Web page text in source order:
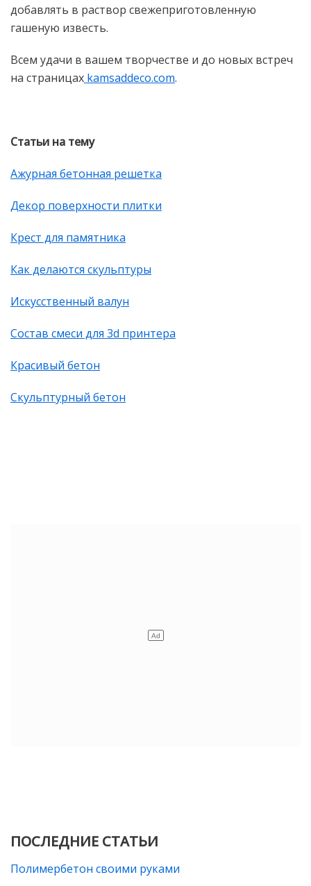
добавлять в раствор свежеприготовленную
гашеную известь.
Всем удачи в вашем творчестве и до новых встреч
на страницах kamsaddeco.com.
Статьи на тему
Ажурная бетонная решетка
Декор поверхности плитки
Крест для памятника
Как делаются скульптуры
Искусственный валун
Состав смеси для 3d принтера
Красивый бетон
Скульптурный бетон
ПОСЛЕДНИЕ СТАТЬИ
Полимербетон своими руками